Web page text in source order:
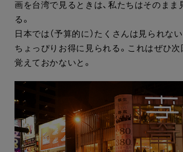
画を台湾で見るときは、私たちはそのまま
る。
日本では（予算的に）たくさんは見られな
ちょっぴりお得に見られる。これはぜひ
覚えておかないと。